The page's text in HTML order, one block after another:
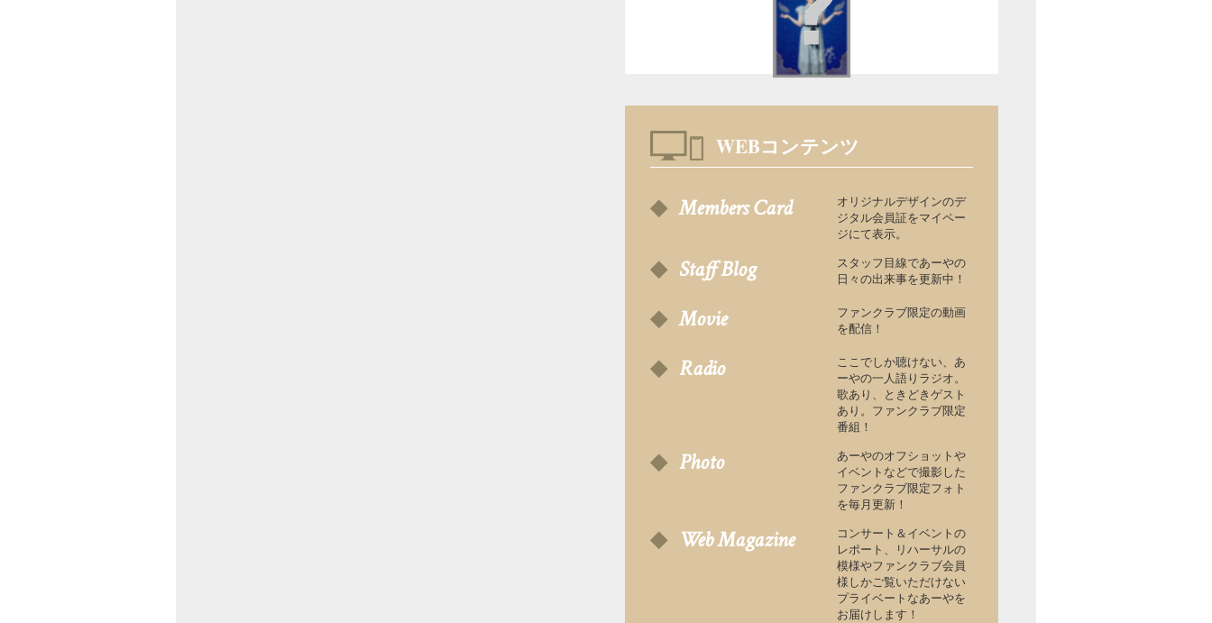
WEBコンテンツ
Members Card
オリジナルデザインのデ
ジタル会員証をマイペー
ジにて表示。
Staff Blog
スタッフ目線であーやの
日々の出来事を更新中！
Movie
ファンクラブ限定の動画
を配信！
Radio
ここでしか聴けない、あ
ーやの一人語りラジオ。
歌あり、ときどきゲスト
あり。ファンクラブ限定
番組！
Photo
あーやのオフショットや
イベントなどで撮影した
ファンクラブ限定フォト
を毎月更新！
Web Magazine
コンサート＆イベントの
レポート、リハーサルの
模様やファンクラブ会員
様しかご覧いただけない
プライベートなあーやを
お届けします！